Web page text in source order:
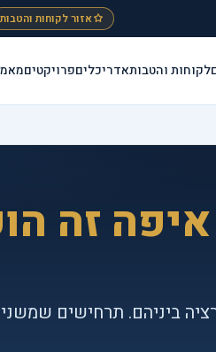
אזור לקוחות והטבות
לקוחות והטבותאדריכליםפרויקטים
איפה זה
ביניהם. תרחישים